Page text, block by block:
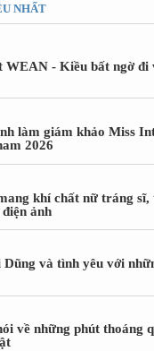
NHẤT
WEAN - Kiều bất ngờ đi
làm giám khảo Miss
2026
khí chất nữ tráng sĩ,
ảnh
Dũng và tình yêu với
về những phút thoáng